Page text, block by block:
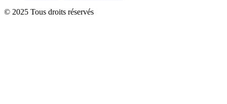
© 2025 Tous droits réservés